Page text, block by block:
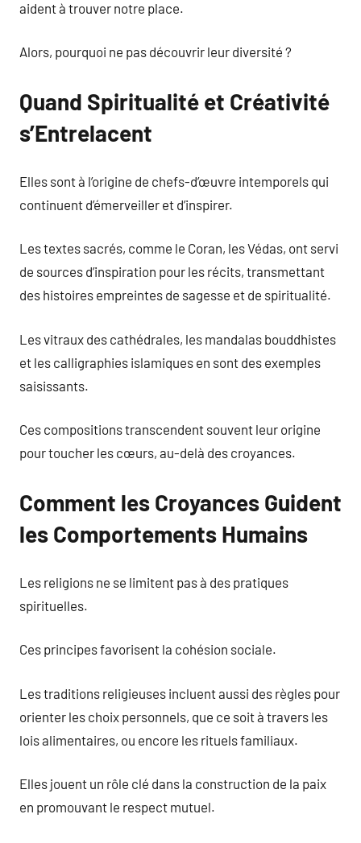
aident à trouver notre place.
Alors, pourquoi ne pas découvrir leur diversité ?
Quand Spiritualité et Créativité
s’Entrelacent
Elles sont à l’origine de chefs-d’œuvre intemporels qui
continuent d’émerveiller et d’inspirer.
Les textes sacrés, comme le Coran, les Védas, ont servi
de sources d’inspiration pour les récits, transmettant
des histoires empreintes de sagesse et de spiritualité.
Les vitraux des cathédrales, les mandalas bouddhistes
et les calligraphies islamiques en sont des exemples
saisissants.
Ces compositions transcendent souvent leur origine
pour toucher les cœurs, au-delà des croyances.
Comment les Croyances Guident
les Comportements Humains
Les religions ne se limitent pas à des pratiques
spirituelles.
Ces principes favorisent la cohésion sociale.
Les traditions religieuses incluent aussi des règles pour
orienter les choix personnels, que ce soit à travers les
lois alimentaires, ou encore les rituels familiaux.
Elles jouent un rôle clé dans la construction de la paix
en promouvant le respect mutuel.